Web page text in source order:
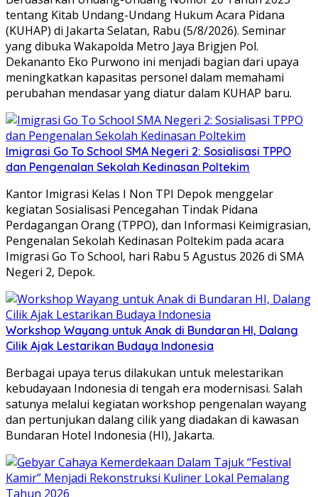
tentang Kitab Undang-Undang Hukum Acara Pidana
(KUHAP) di Jakarta Selatan, Rabu (5/8/2026). Seminar
yang dibuka Wakapolda Metro Jaya Brigjen Pol.
Dekananto Eko Purwono ini menjadi bagian dari upaya
meningkatkan kapasitas personel dalam memahami
perubahan mendasar yang diatur dalam KUHAP baru.
Imigrasi Go To School SMA Negeri 2: Sosialisasi TPPO
dan Pengenalan Sekolah Kedinasan Poltekim
Kantor Imigrasi Kelas I Non TPI Depok menggelar
kegiatan Sosialisasi Pencegahan Tindak Pidana
Perdagangan Orang (TPPO), dan Informasi Keimigrasian,
Pengenalan Sekolah Kedinasan Poltekim pada acara
Imigrasi Go To School, hari Rabu 5 Agustus 2026 di SMA
Negeri 2, Depok.
Workshop Wayang untuk Anak di Bundaran HI, Dalang
Cilik Ajak Lestarikan Budaya Indonesia
Berbagai upaya terus dilakukan untuk melestarikan
kebudayaan Indonesia di tengah era modernisasi. Salah
satunya melalui kegiatan workshop pengenalan wayang
dan pertunjukan dalang cilik yang diadakan di kawasan
Bundaran Hotel Indonesia (HI), Jakarta.